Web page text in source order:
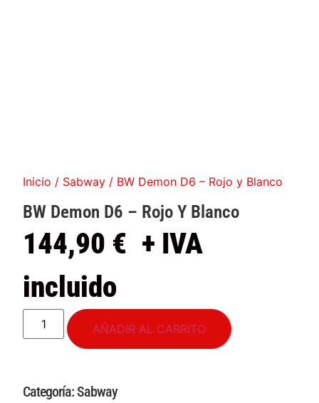
Inicio / Sabway / BW Demon D6 – Rojo y Blanco
BW Demon D6 – Rojo Y Blanco
144,90 € + IVA
incluido
AÑADIR AL CARRITO
Categoría:Sabway